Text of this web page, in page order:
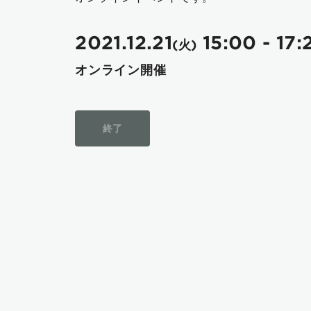
2021.12.21(火) 15:00 -
オンライン開催
終了